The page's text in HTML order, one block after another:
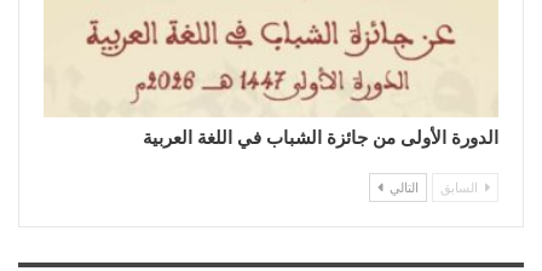
الدورة الأولى من جائزة الشباب في اللغة العربية
السابق التالي